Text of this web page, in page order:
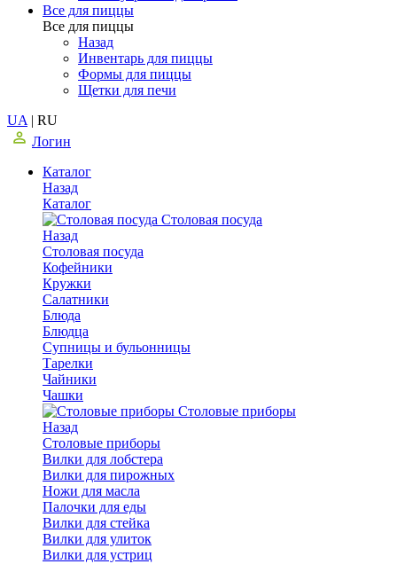
Все для пиццы
Все для пиццы
Назад
Инвентарь для пиццы
Формы для пиццы
Щетки для печи
UA | RU
Логин
Каталог
Назад
Каталог
Столовая посуда
Назад
Столовая посуда
Кофейники
Кружки
Салатники
Блюда
Блюдца
Супницы и бульонницы
Тарелки
Чайники
Чашки
Cтоловые приборы
Назад
Cтоловые приборы
Вилки для лобстера
Вилки для пирожных
Ножи для масла
Палочки для еды
Вилки для стейка
Вилки для улиток
Вилки для устриц